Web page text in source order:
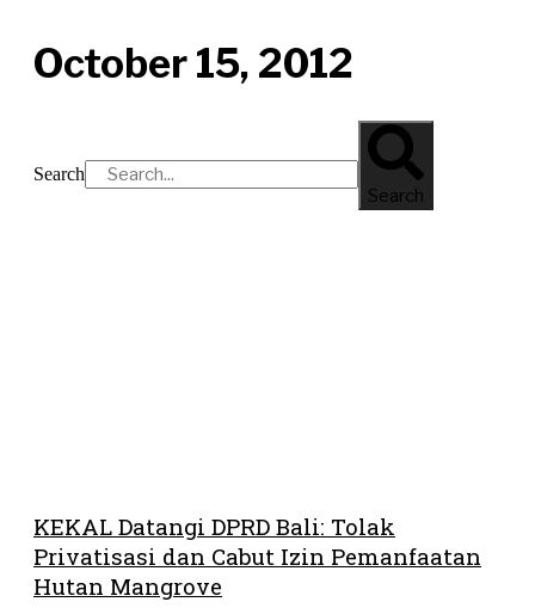
October 15, 2012
Search
Search
KEKAL Datangi DPRD Bali: Tolak
Privatisasi dan Cabut Izin Pemanfaatan
Hutan Mangrove